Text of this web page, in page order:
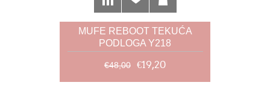
MUFE REBOOT TEKUĆA
PODLOGA Y218
€48,00 €19,20